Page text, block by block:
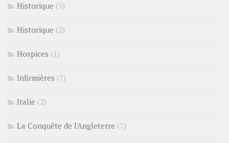
Historique (5)
Historique (2)
Hospices (1)
Infirmières (7)
Italie (2)
La Conquête de l'Angleterre (7)